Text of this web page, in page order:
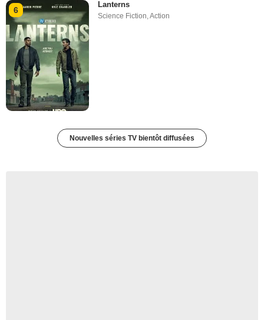
6
Lanterns
Science Fiction,Action
Nouvelles séries TV bientôt diffusées